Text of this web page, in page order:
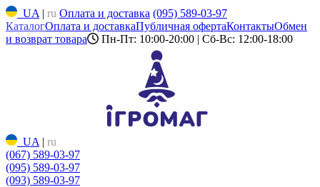
UA | ru Оплата и доставка (095) 589-03-97
КаталогОплата и доставкаПубличная офертаКонтактыОбмен
и возврат товара
Пн-Пт: 10:00-20:00 | Сб-Вс: 12:00-18:00
UA | ru
(067) 589-03-97
(095) 589-03-97
(093) 589-03-97